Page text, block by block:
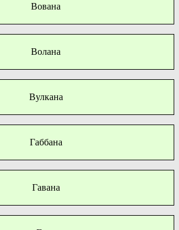
Вована
Волана
Вулкана
Габбана
Гавана